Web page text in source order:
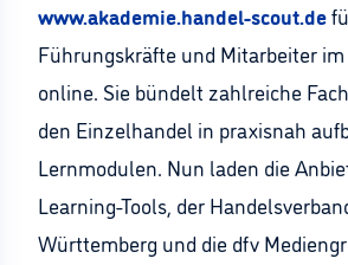
www.akademie.handel-scout.de
Führungskräfte und Mitarbeiter
online. Sie bündelt zahlreiche
den Einzelhandel in praxisnah
Lernmodulen. Nun laden die
Learning-Tools, der
Württemberg und die dfv